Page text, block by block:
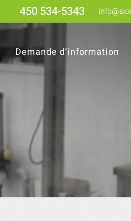
450 534-5343
Demande d’information